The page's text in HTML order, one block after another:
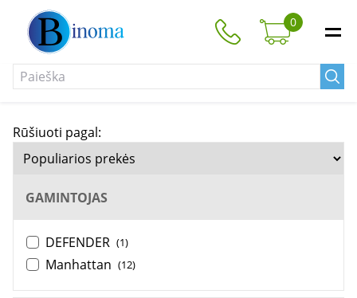
0
Rūšiuoti pagal:
GAMINTOJAS
DEFENDER (1)
Manhattan (12)